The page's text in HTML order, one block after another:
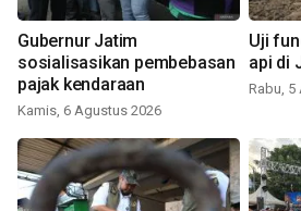
Gubernur Jatim
sosialisasikan pembebasan
pajak kendaraan
Kamis, 6 Agustus 2026
Uji
api di
Rabu, 5